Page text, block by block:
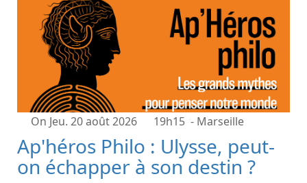
On Jeu. 20 août 2026 19h15 - Marseille
Ap'héros Philo : Ulysse, peut-
on échapper à son destin ?